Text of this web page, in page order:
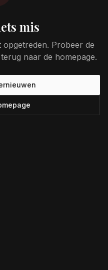
mis
Probeer de
naar de homepage.